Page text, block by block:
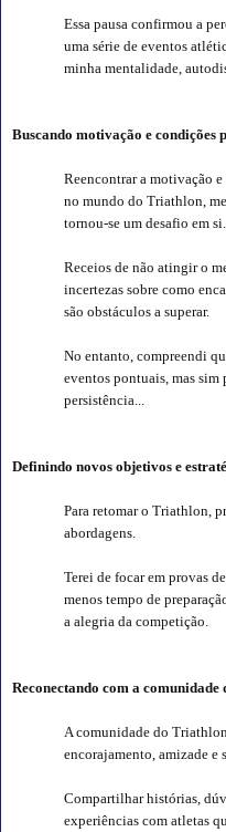
Essa pausa confirmou a
uma série de eventos
minha mentalidade,
Buscando motivação e condições
Reencontrar a motivação
no mundo do Triathlon,
tornou-se um desafio em si.
Receios de não atingir o
incertezas sobre como
são obstáculos a superar.
No entanto, compreendi
eventos pontuais, mas
persistência...
Definindo novos objetivos e
Para retomar o Triathlon,
abordagens.
Terei de focar em provas
menos tempo de
a alegria da competição.
Reconectando com a
A comunidade do
encorajamento, amizade e
Compartilhar histórias,
experiências com atletas